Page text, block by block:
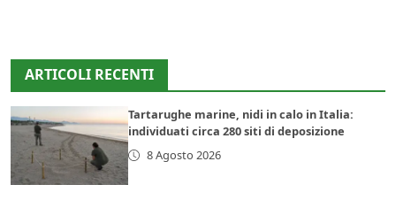
ARTICOLI RECENTI
Tartarughe marine, nidi in calo in Italia:
individuati circa 280 siti di deposizione
8 Agosto 2026